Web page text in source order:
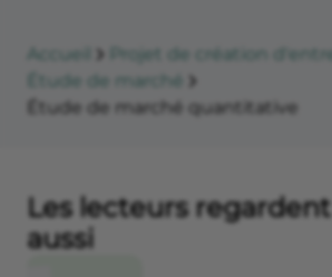
Accueil
Projet de création
Étude de marché
Étude de marché quantitative
Les lecteurs regardent
aussi